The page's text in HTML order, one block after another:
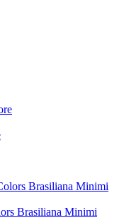
Brasiliana Minimi